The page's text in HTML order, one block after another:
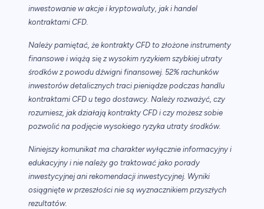
inwestowanie w akcje i kryptowaluty, jak i handel
kontraktami CFD.
Należy pamiętać, że kontrakty CFD to złożone instrumenty
finansowe i wiążą się z wysokim ryzykiem szybkiej utraty
środków z powodu dźwigni finansowej. 52% rachunków
inwestorów detalicznych traci pieniądze podczas handlu
kontraktami CFD u tego dostawcy. Należy rozważyć, czy
rozumiesz, jak działają kontrakty CFD i czy możesz sobie
pozwolić na podjęcie wysokiego ryzyka utraty środków.
Niniejszy komunikat ma charakter wyłącznie informacyjny i
edukacyjny i nie należy go traktować jako porady
inwestycyjnej ani rekomendacji inwestycyjnej. Wyniki
osiągnięte w przeszłości nie są wyznacznikiem przyszłych
rezultatów.